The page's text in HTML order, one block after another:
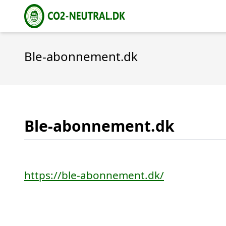
Ble-abonnement.dk
Ble-abonnement.dk
https://ble-abonnement.dk/